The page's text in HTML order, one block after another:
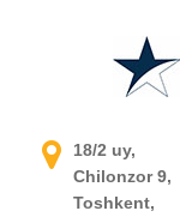
18/2 uy,
Chilonzor 9,
Toshkent,